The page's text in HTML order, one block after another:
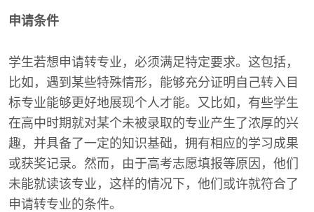
申请条件
学生若想申请转专业，必须满足特定要求。这包括，
比如，遇到某些特殊情形，能够充分证明自己转入目
标专业能够更好地展现个人才能。又比如，有些学生
在高中时期就对某个未被录取的专业产生了浓厚的兴
趣，并具备了一定的知识基础，拥有相应的学习成果
或获奖记录。然而，由于高考志愿填报等原因，他们
未能就读该专业，这样的情况下，他们或许就符合了
申请转专业的条件。